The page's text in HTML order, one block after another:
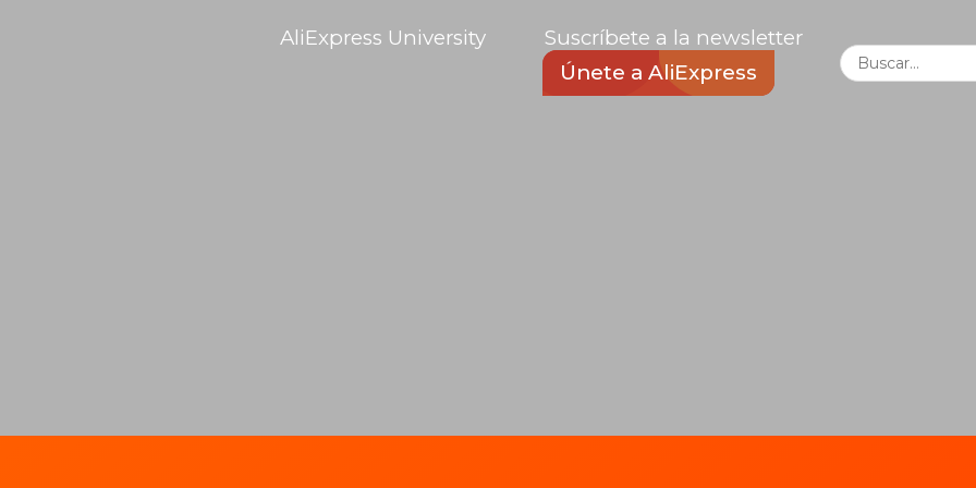
AliExpress University
Suscríbete a la newsletter
Únete a AliExpress